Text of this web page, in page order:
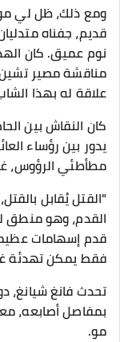
ومع ذلك، ظل لي
قديم، جفناه
نوم عميق. كان
مناقشة مصير
علاقة له بهذا
كان النقاش بين
يدور بين رؤساء
مطأطئي الرؤوس،
"القتل يُقابل
القدم، وهو منطق
قدم إسهامات
فقط يمكن تهدئة
تحدث فانغ شيانغ،
بمفاصل أصابعه،
مو.